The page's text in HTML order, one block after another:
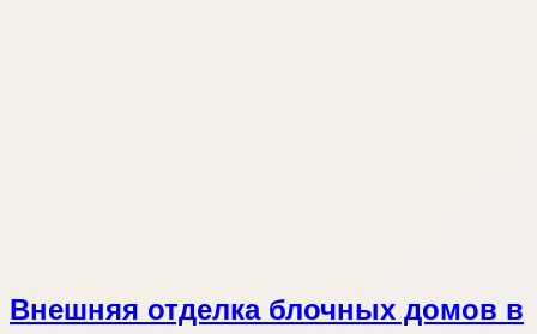
Внешняя отделка блочных домов в